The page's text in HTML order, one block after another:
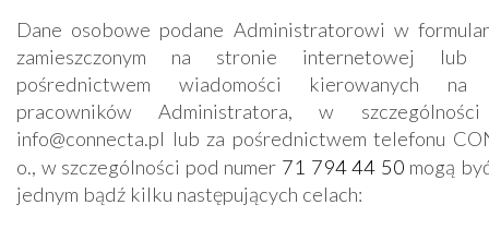
Dane osobowe podane Administratorowi w
zamieszczonym na stronie internetowej lub
pośrednictwem wiadomości kierowanych
pracownikówAdministratora, w
info@connecta.pl lub za pośrednictwem telefonu
o., w szczególności pod numer 71 794 44 50 mogą
jednym bądź kilku następujących celach: